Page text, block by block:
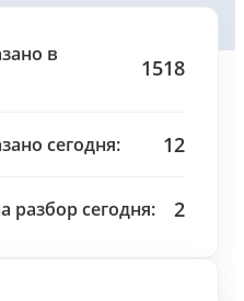
в
1518
сегодня: 12
разбор сегодня: 2